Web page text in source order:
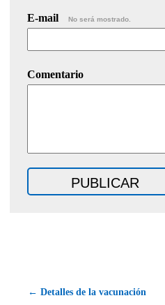
E-mail No será mostrado.
Comentario
← Detalles de la vacunación